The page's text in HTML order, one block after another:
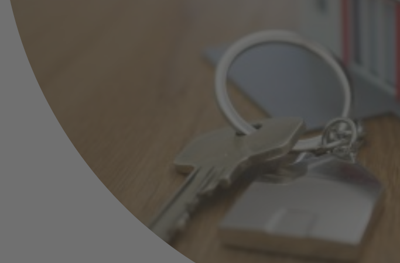
Haus überschreiben: Immobilien zu
Lebzeiten weitergeben